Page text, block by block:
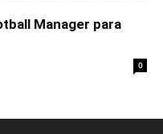
Manager para
0